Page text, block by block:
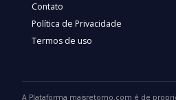
Contato
Política de Privacidade
Termos de uso
A Plataforma maisretorno.com é de